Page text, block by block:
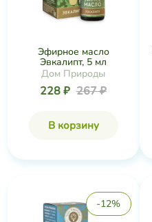
Эфирное масло
Эвкалипт, 5 мл
Дом Природы
228 ₽ 267 ₽
В корзину
-12%